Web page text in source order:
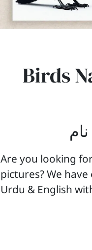
Birds
Are you looking
pictures? We
Urdu & English